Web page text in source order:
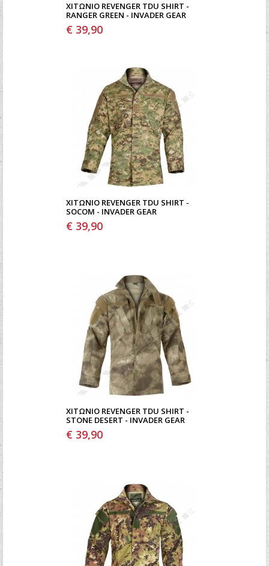
ΧΙΤΏΝΙΟ REVENGER TDU SHIRT -
RANGER GREEN - INVADER GEAR
€ 39,90
ΧΙΤΏΝΙΟ REVENGER TDU SHIRT -
SOCOM - INVADER GEAR
€ 39,90
ΧΙΤΏΝΙΟ REVENGER TDU SHIRT -
STONE DESERT - INVADER GEAR
€ 39,90